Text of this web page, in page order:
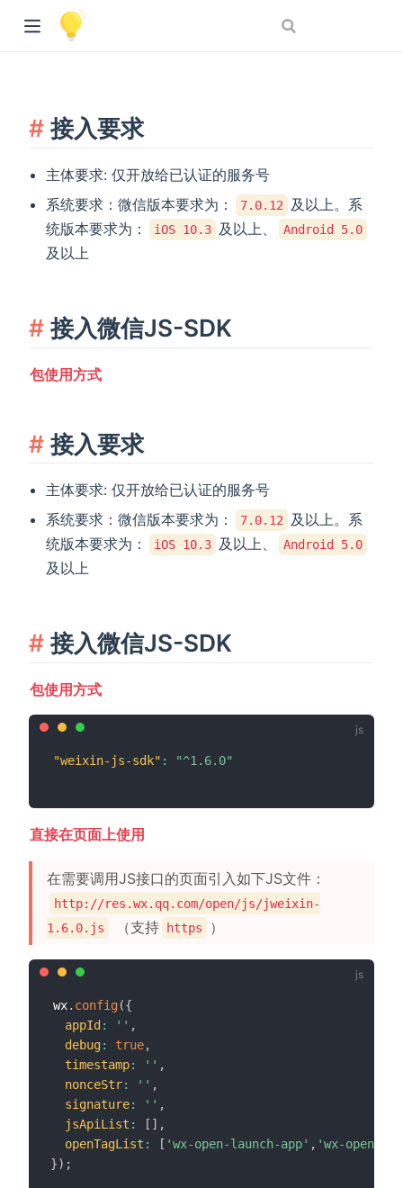
接入要求
主体要求: 仅开放给已认证的服务号
系统要求：微信版本要求为：
7.0.12
及以上。系
统版本要求为：
iOS 10.3 及以上、 Android 5.0
及以上
接入微信JS-SDK
包使用方式
接入要求
主体要求: 仅开放给已认证的服务号
系统要求：微信版本要求为：
7.0.12 及以上。系
统版本要求为：
iOS 10.3 及以上、 Android 5.0
及以上
接入微信JS-SDK
包使用方式
"weixin-js-sdk" : "^1.6.0"
直接在页面上使用
在需要调用JS接口的页面引入如下JS文件：
http://res.wx.qq.com/open/js/jweixin-
1.6.0.js
（支持 https ）
wx. config({
appId: '' ,
debug: true,
timestamp: '' ,
nonceStr: '' ,
signature: '' ,
jsApiList : [ ] ,
openTagList : [ 'wx-open-launch-app' , 'wx-open-
}) ;